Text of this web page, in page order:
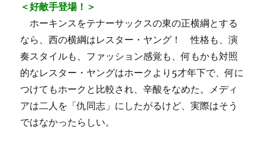
＜好敵手登場！＞
ホーキンスをテナーサックスの東の正横綱とする
なら、西の横綱はレスター・ヤング！ 性格も、演
奏スタイルも、ファッション感覚も、何もかも対照
的なレスター・ヤングはホークより5才年下で、何に
つけてもホークと比較され、辛酸をなめた。メディ
アは二人を「仇同志」にしたがるけど、実際はそう
ではなかったらしい。